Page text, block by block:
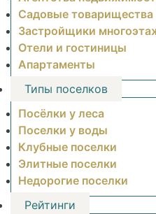
Садовые товарищества
Застройщики
Отели и гостиницы
Апартаменты
Типы поселков
Посёлки у леса
Поселки у воды
Клубные поселки
Элитные поселки
Недорогие поселки
Рейтинги